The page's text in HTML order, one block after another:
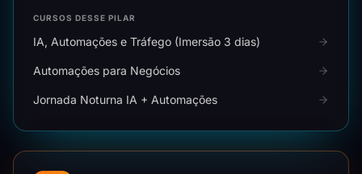
CURSOS DESSE PILAR
IA, Automações e Tráfego (Imersão 3 dias)
Automações para Negócios
Jornada Noturna IA + Automações